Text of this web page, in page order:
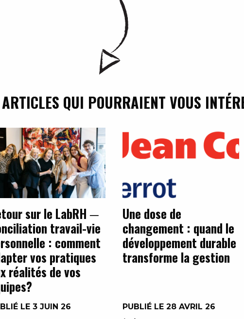
QUI POURRAIENT VOUS
sur le LabRH ─
travail-vie
: comment
vos pratiques
réalités de vos
LE 3 JUIN 26
Une dose de
changement : quand le
développement durable
transforme la gestion
PUBLIÉ LE 28 AVRIL 26